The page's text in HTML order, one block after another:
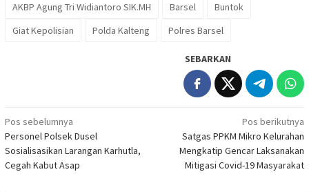
AKBP Agung Tri Widiantoro SIK.MH Barsel
Buntok
Giat Kepolisian
Polda Kalteng Polres Barsel
SEBARKAN
Navigasi
pos
Pos sebelumnya
Personel Polsek Dusel
Sosialisasikan Larangan Karhutla,
Cegah Kabut Asap
Pos berikutnya
Satgas PPKM Mikro Kelurahan
Mengkatip Gencar Laksanakan
Mitigasi Covid-19 Masyarakat